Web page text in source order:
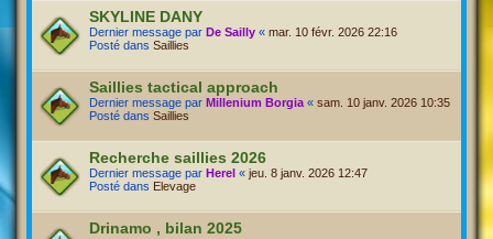
SKYLINE DANY
Dernier message par De Sailly « mar. 10 févr. 2026 22:16
Posté dans Saillies
Saillies tactical approach
Dernier message par Millenium Borgia « sam. 10 janv. 2026 10:35
Posté dans Saillies
Recherche saillies 2026
Dernier message par Herel « jeu. 8 janv. 2026 12:47
Posté dans Elevage
Drinamo , bilan 2025